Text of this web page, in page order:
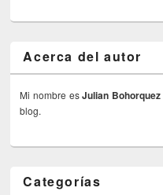
Acerca del autor
Mi nombre esJulian Bohorquez
blog.
Categorías